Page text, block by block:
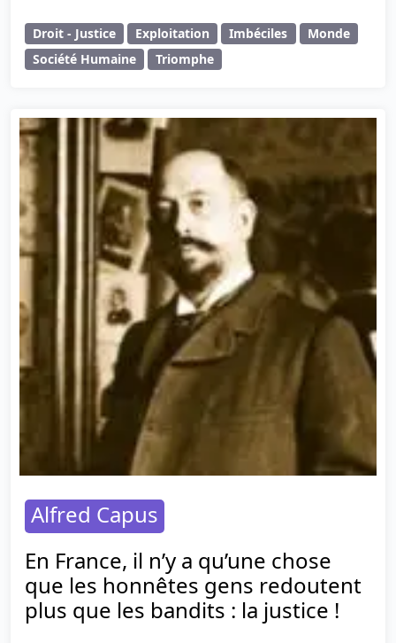
Droit - Justice Exploitation Imbéciles
Monde
Société Humaine
Triomphe
Alfred Capus
En France, il n’y a qu’une chose
que les honnêtes gens redoutent
plus que les bandits : la justice !